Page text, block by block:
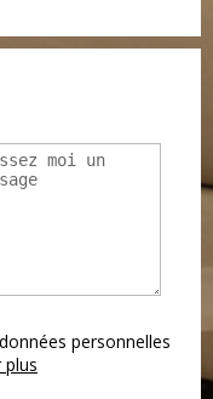
personnelles
plus